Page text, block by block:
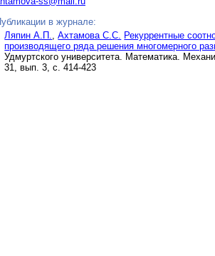
в журнале:
Ляпин А.П.
,Ахтамова С.С. Рекуррентные
производящего ряда решения многомерного
Удмуртского университета. Математика.
31, вып. 3, с. 414-423